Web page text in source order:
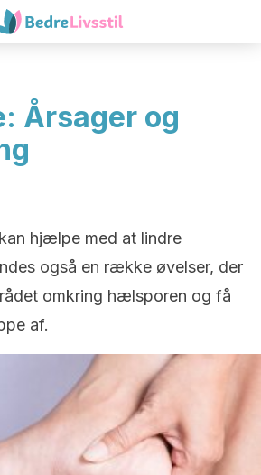
Årsager og
hjælpe med at lindre
også en række øvelser, der
omkring hælsporen og få
af.